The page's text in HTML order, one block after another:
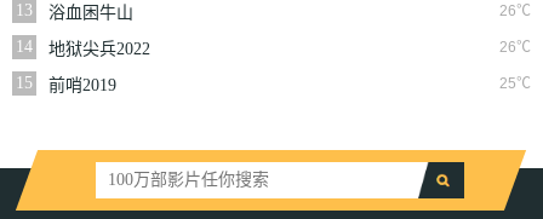
13
26℃
浴血困牛山
14
26℃
地狱尖兵2022
15
25℃
前哨2019